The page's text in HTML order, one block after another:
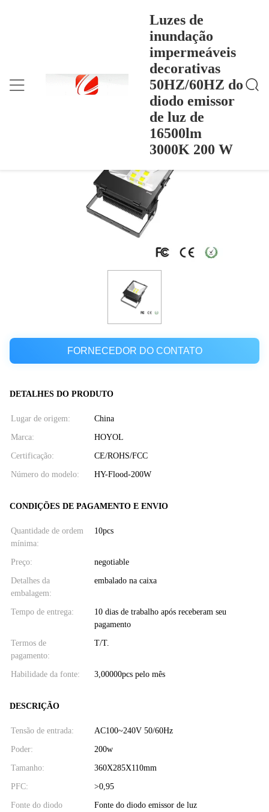
Luzes de
inundação
impermeáveis
decorativas
50HZ/60HZ do
diodo emissor
de luz de
16500lm
3000K 200 W
Luzes De Inundação Impermeáveis Decorativas 50H
Z/60HZ Do Diodo Emissor De Luz De 16500lm 300
Luzes de inundação impermeáveis
decorativas 50HZ/60HZ do diodo
emissor de luz de 16500lm 3000K 200 W
FORNECEDOR DO CONTATO
DETALHES DO PRODUTO
Lugar de origem: China
Marca: HOYOL
Certificação: CE/ROHS/FCC
Número do modelo: HY-Flood-200W
CONDIÇÕES DE PAGAMENTO E ENVIO
Quantidade de ordem
mínima:
10pcs
Preço: negotiable
Detalhes da
embalagem:
embalado na caixa
Tempo de entrega:
10 dias de trabalho após receberam seu
pagamento
Termos de
pagamento:
T/T.
Habilidade da fonte: 3,00000pcs pelo mês
DESCRIÇÃO
Tensão de entrada: AC100~240V 50/60Hz
Poder: 200w
Tamanho: 360X285X110mm
PFC: >0,95
Fonte do diodo
Fonte do diodo emissor de luz